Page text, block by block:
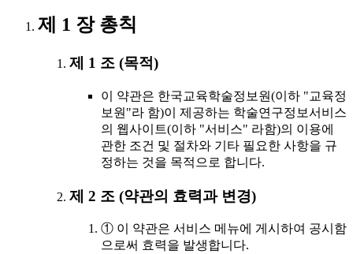
제 1 장 총칙
제 1 조 (목적)
이 약관은 한국교육학술정보원(이하 "교육정
보원"라 함)이 제공하는 학술연구정보서비스
의 웹사이트(이하 "서비스" 라함)의 이용에
관한 조건 및 절차와 기타 필요한 사항을 규
정하는 것을 목적으로 합니다.
제 2 조 (약관의 효력과 변경)
① 이 약관은 서비스 메뉴에 게시하여 공시함
으로써 효력을 발생합니다.